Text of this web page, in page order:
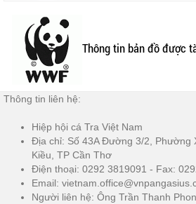
Thông tin bản đồ được
Thông tin liên hệ:
Hiệp hội cá Tra Việt Nam
Địa chỉ: Số 43A Đường 3/2, Phường
Kiều, TP Cần Thơ
Điện thoại: 0292 3819091 - Fax:
Email:
Người liên hệ: Ông Trần Thanh